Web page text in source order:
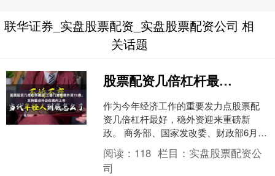
联华证券_实盘股票配资_实盘股票配资公司 相
关话题
股票配资几倍杠杆最好 三部门发布稳外资15条，支持重点外企在境内上市
作为今年经济工作的重要发力点股票配
资几倍杠杆最好，稳外资迎来重磅新
政。 商务部、国家发改委、财政部6月22
日发布《利用外资固稳促优行动方案》
（下称《行动方案》）....
阅读： 118 栏目： 实盘股票配资公
司